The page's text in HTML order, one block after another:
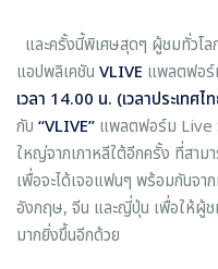
และครั้งนี้พิเศษสุดๆ ผู้ชมทั่วโ
แอปพลิเคชัน VLIVE แพลตฟอร์
เวลา 14.00 น. (เวลาประเทศไ
กับ “VLIVE” แพลตฟอร์ม
ใหญ่จากเกาหลีใต้อีกครั้ง ที่สาม
เพื่อจะได้เจอแฟนๆ พร้อมกันจ
อังกฤษ, จีน และญี่ปุ่น เพื่อให้ผู้ช
มากยิ่งขึ้นอีกด้วย